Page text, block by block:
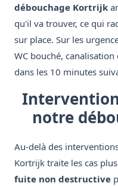
débouchage Kortrijk
qu'il va trouver, ce qui
sur place. Sur les
WC bouché,
dans les 10 minutes
notre
Au-delà des
Kortrijk traite les cas
fuite non destructive